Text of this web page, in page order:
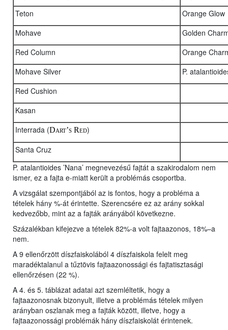
Teton
Orange Glow
Mohave
Golden
Red Column
Orange
Mohave Silver
P.
Red Cushion
Kasan
Interrada (Dart’s Red)
Santa Cruz
P. atalantioides ’Nana’ megnevezésű fajtát a szakirodalom nem
ismer, ez a fajta e-miatt került a problémás csoportba.
A vizsgálat szempontjából az is fontos, hogy a probléma a
tételek hány %-át érintette. Szerencsére ez az arány sokkal
kedvezőbb, mint az a fajták arányából következne.
Százalékban kifejezve a tételek 82%-a volt fajtaazonos, 18%–a
nem.
A 9 ellenőrzött díszfaiskolából 4 díszfaiskola felelt meg
maradéktalanul a tűztövis fajtaazonossági és fajtatisztasági
ellenőrzésen (22 %).
A 4. és 5. táblázat adatai azt szemléltetik, hogy a
fajtaazonosnak bizonyult, illetve a problémás tételek milyen
arányban oszlanak meg a fajták között, illetve, hogy a
fajtaazonossági problémák hány díszfaiskolát érintenek.